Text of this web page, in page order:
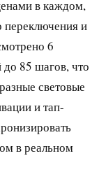
в каждом,
переключения и
6
85 шагов, что
световые
и тап-
в реальном